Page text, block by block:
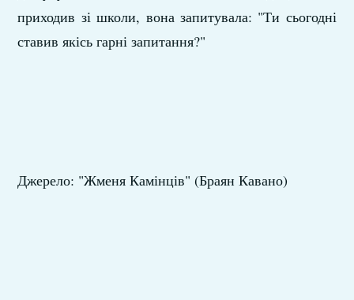
приходив зі школи, вона запитувала: "Ти сьогодні
ставив якісь гарні запитання?"
Джерело: "Жменя Камінців" (Браян Кавано)